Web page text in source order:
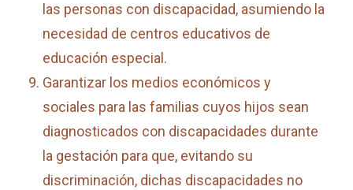
las personas con discapacidad, asumiendo la
necesidad de centros educativos de
educación especial.
Garantizar los medios económicos y
sociales para las familias cuyos hijos sean
diagnosticados con discapacidades durante
la gestación para que, evitando su
discriminación, dichas discapacidades no